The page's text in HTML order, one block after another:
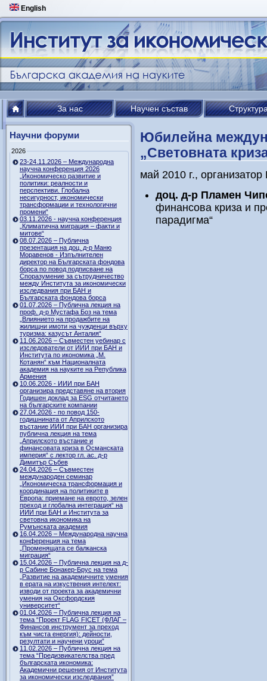
English
За нас Научен състав
Научни форуми
2026
23-24.11.2026 – Международна
научна конференция 2026
„Икономическо развитие и
политики: реалности и
перспективи. Глобална
несигурност, икономически
трансформации и технологични
промени“
03.11.2026 - научна конференция
„Климатична миграция – факти и
митове“
08.07.2026 – Публична
презентация на доц. д-р Маню
Моравенов - Изпълнителен
директор на Българската фондова
борса по повод подписване на
Споразумение за сътрудничество
между Института за икономически
изследвания при БАН и
Българската фондова борса
01.07.2026 – Публична лекция на
проф. д-р Мустафа Боз на тема
„Влиянието на продажбите на
жилищни имоти на чужденци върху
туризма: казусът Анталия“
11.06.2026 – Съвместен уебинар с
изследователи от ИИИ при БАН и
Института по икономика „М.
Котанян“ към Националната
академия на науките на Република
Армения
10.06.2026 - ИИИ при БАН
организира представяне на втория
Годишен доклад за ESG отчитането
на българските компании
27.04.2026 - по повод 150-
годишнината от Априлското
въстание ИИИ при БАН организира
публична лекция на тема
„Априлското въстание и
финансовата криза в Османската
империя“ с лектор гл. ас. д-р
Димитър Събев
24.04.2026 – Съвместен
международен семинар
„Икономическа трансформация и
координация на политиките в
Европа: приемане на еврото, зелен
преход и глобална интеграция“ на
ИИИ при БАН и Института за
световна икономика на
Румънската академия
16.04.2026 – Международна научна
конференция на тема
„Променящата се балканска
миграция“
15.04.2026 – Публична лекция на д-
р Сабине Бонакер-Брус на тема
„Развитие на академичните умения
в ерата на изкуствения интелект:
изводи от проекта за академични
умения на Оксфордския
университет“
01.04.2026 – Публична лекция на
тема “Проект FLAG FICET (ФЛАГ –
Финансов инструмент за преход
към чиста енергия): дейности,
резултати и научени уроци”
11.02.2026 – Публична лекция на
тема “Предизвикателства пред
българската икономика:
Академични решения от Института
за икономически изследвания”
Юбилейна
„Световната
май 2010 г.,
доц. д-р Пламен
финансова криза и
парадигма“